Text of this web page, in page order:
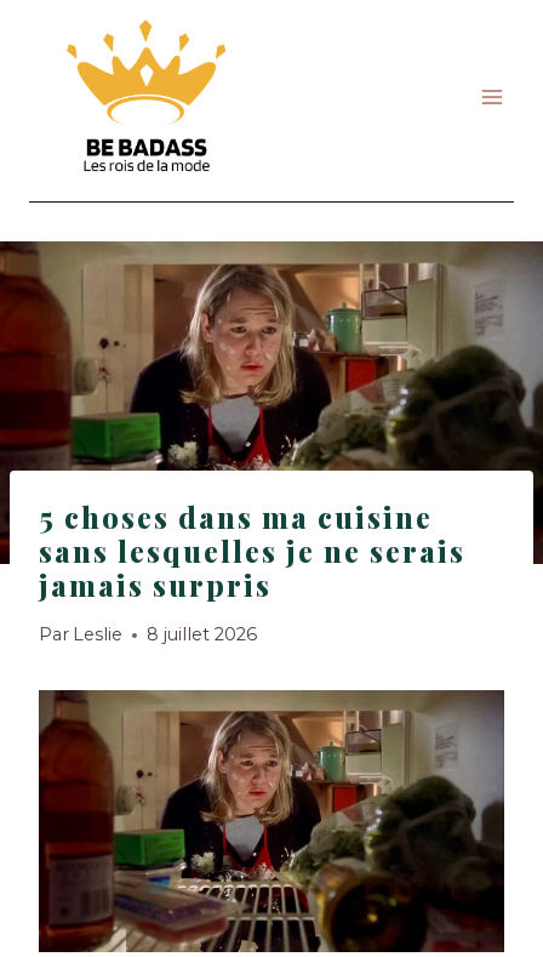
content
5 choses dans ma cuisine
sans lesquelles je ne serais
jamais surpris
Par Leslie 8 juillet 2026